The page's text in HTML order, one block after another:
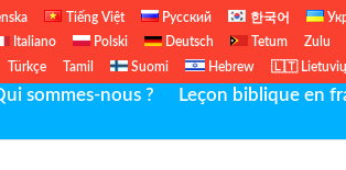
Tiếng Việt Русский 한국어
Italiano Polski Deutsch Tetum
Zulu
Türkçe Tamil Suomi Hebrew 🇱🇹
sommes-nous ? Leçon biblique en